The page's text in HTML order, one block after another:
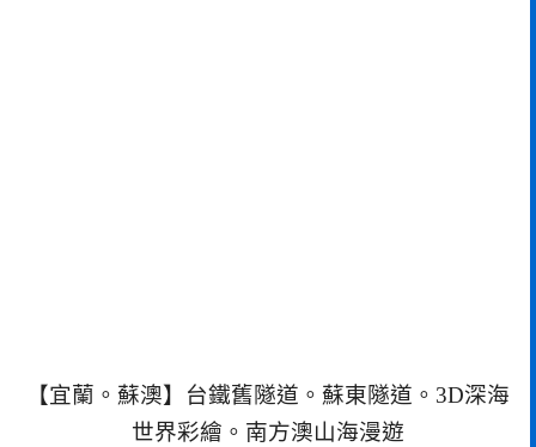
【宜蘭。蘇澳】台鐵舊隧道。蘇東隧道。3D深海
世界彩繪。南方澳山海漫遊